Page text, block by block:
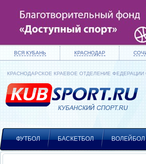
ВСЯ КУБАНЬ КРАСНОДАР
КРАСНОДАРСКОЕ КРАЕВОЕ ОТДЕЛЕНИЕ
ФУТБОЛ БАСКЕТБОЛ ВОЛЕЙБОЛ